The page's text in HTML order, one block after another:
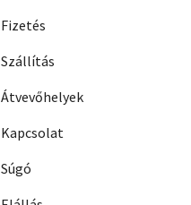
Fizetés
Szállítás
Átvevőhelyek
Kapcsolat
Súgó